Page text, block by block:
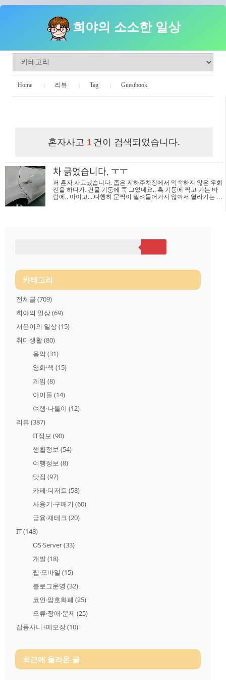
희야의 소소한 일상
Home 리뷰 Tag Guestbook
혼자사고 1 건이 검색되었습니다.
차 긁었습니다. ㅜㅜ
저 혼자 사고냈습니다. 좁은 지하주차장에서 익숙하지 않은 우회
전을 하다가. 건물 기둥에 쭉 그었네요.. 흑 기둥에 찍고 가는 바
람에.. 아이고....다행히 문짝이 밀려들어가지 않아서 열리기는 하
힌 자국이 남았네요. ;;; 수도꼭지가 안 터져서 다행입니다. 이상
지하주차장 사고기록이었습니다. 끝
카테고리
전체글 (709)
희야의 일상(69)
서윤이의 일상(15)
취미생활(80)
음악(31)
영화·책 (15)
게임 (8)
아이돌 (14)
여행·나들이 (12)
리뷰 (387)
IT정보 (90)
생활정보 (54)
여행정보 (8)
맛집 (97)
카페·디저트 (58)
사용기·구매기 (60)
금융·재테크 (20)
IT(148)
OS·Server(33)
개발(18)
웹·모바일 (15)
블로그운영 (32)
코인·암호화폐 (25)
오류·장애·문제 (25)
잡동사니+메모장(10)
최근에 올라온 글